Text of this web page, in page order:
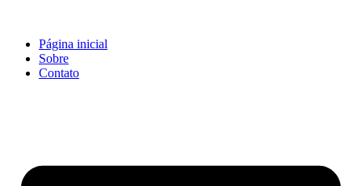
Página inicial
Sobre
Contato